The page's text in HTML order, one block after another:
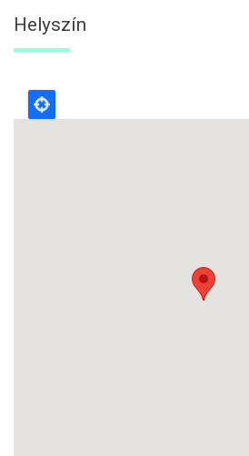
Helyszín